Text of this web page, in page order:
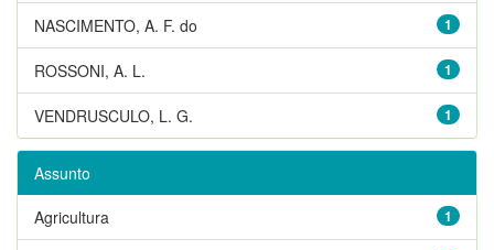
1
NASCIMENTO, A. F. do
1
ROSSONI, A. L.
1
VENDRUSCULO, L. G.
Assunto
1
Agricultura